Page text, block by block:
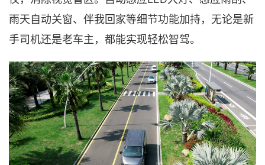
雨天自动关窗、伴我回家等细节功能加持，无论是新
手司机还是老车主，都能实现轻松智驾。